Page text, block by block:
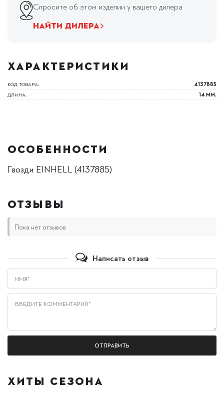
Спросите об этом изделии у вашего дилера
НАЙТИ ДИЛЕРА
ХАРАКТЕРИСТИКИ
КОД ТОВАРА:
4137885
ДЛИНА:
14 ММ.
ОСОБЕННОСТИ
Гвозди EINHELL (4137885)
ОТЗЫВЫ
Пока нет отзывов
Написать отзыв
Имя*
Введите комментарий*
ХИТЫ СЕЗОНА